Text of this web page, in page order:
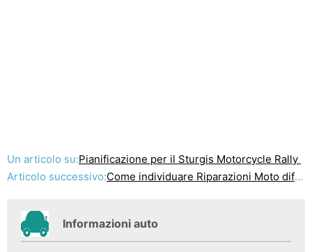
Un articolo su:Pianificazione per il Sturgis Motorcycle Rally
Articolo successivo:Come individuare Riparazioni Moto difettosi
Informazioni auto